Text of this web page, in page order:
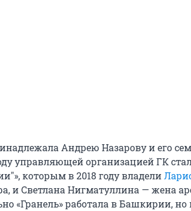
Андрею Назарову и его
управляющей организацией ГК
которым в 2018 году владели
и Светлана Нигматуллина — жена
«Гранель» работала в Башкирии, но